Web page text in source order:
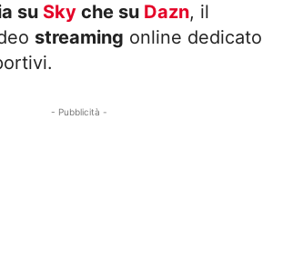
su Sky che su Dazn, il
streaming online dedicato
- Pubblicità -